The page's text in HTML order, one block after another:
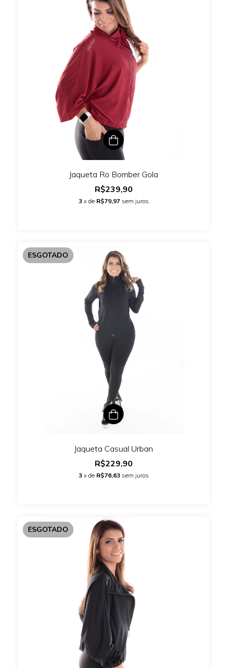
Jaqueta Ro Bomber Gola
R$239,90
3 x de R$79,97 sem juros
ESGOTADO
Jaqueta Casual Urban
R$229,90
3 x de R$76,63 sem juros
ESGOTADO